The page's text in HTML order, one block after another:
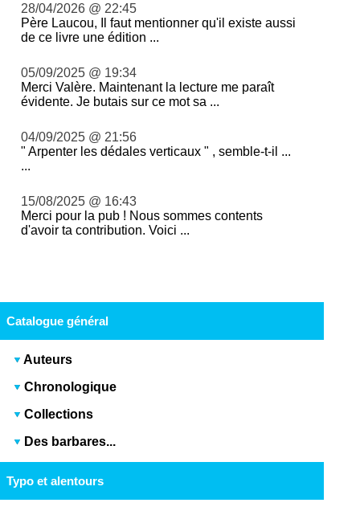
28/04/2026 @ 22:45
Père Laucou, Il faut mentionner qu'il existe aussi
de ce livre une édition ...
05/09/2025 @ 19:34
Merci Valère. Maintenant la lecture me paraît
évidente. Je butais sur ce mot sa ...
04/09/2025 @ 21:56
" Arpenter les dédales verticaux " , semble-t-il ...
...
15/08/2025 @ 16:43
Merci pour la pub ! Nous sommes contents
d'avoir ta contribution. Voici ...
Catalogue général
Auteurs
Chronologique
Collections
Des barbares...
Typo et alentours